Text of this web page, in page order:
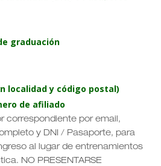
graduación
localidad y código postal)
de afiliado
correspondiente por email,
y DNI / Pasaporte, para
al lugar de entrenamientos
NO PRESENTARSE